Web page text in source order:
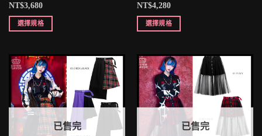
NT$3,680
選擇規格
NT$4,280
選擇規格
已售完 已售完